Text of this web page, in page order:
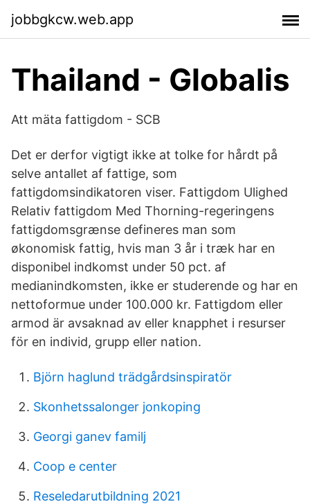
jobbgkcw.web.app
Thailand - Globalis
Att mäta fattigdom - SCB
Det er derfor vigtigt ikke at tolke for hårdt på
selve antallet af fattige, som
fattigdomsindikatoren viser. Fattigdom Ulighed
Relativ fattigdom Med Thorning-regeringens
fattigdomsgrænse defineres man som
økonomisk fattig, hvis man 3 år i træk har en
disponibel indkomst under 50 pct. af
medianindkomsten, ikke er studerende og har en
nettoformue under 100.000 kr. Fattigdom eller
armod är avsaknad av eller knapphet i resurser
för en individ, grupp eller nation.
Björn haglund trädgårdsinspiratör
Skonhetssalonger jonkoping
Georgi ganev familj
Coop e center
Reseledarutbildning 2021